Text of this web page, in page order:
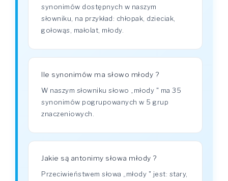
synonimów dostępnych w naszym
słowniku, na przykład: chłopak, dzieciak,
gołowąs, małolat, młody.
Ile synonimów ma słowo młody ?
W naszym słowniku słowo „młody " ma 35
synonimów pogrupowanych w 5 grup
znaczeniowych.
Jakie są antonimy słowa młody ?
Przeciwieństwem słowa „młody " jest: stary,